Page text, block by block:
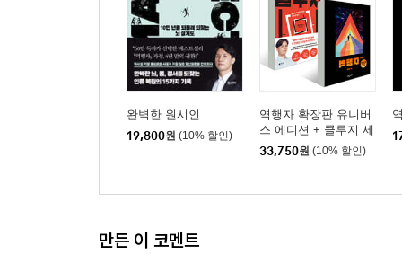
완벽한 원시인
19,800원 (10% 할인)
역행자 확장판 유니버
스 에디션 + 클루지 세
트
33,750원 (10% 할인)
만든 이 코멘트